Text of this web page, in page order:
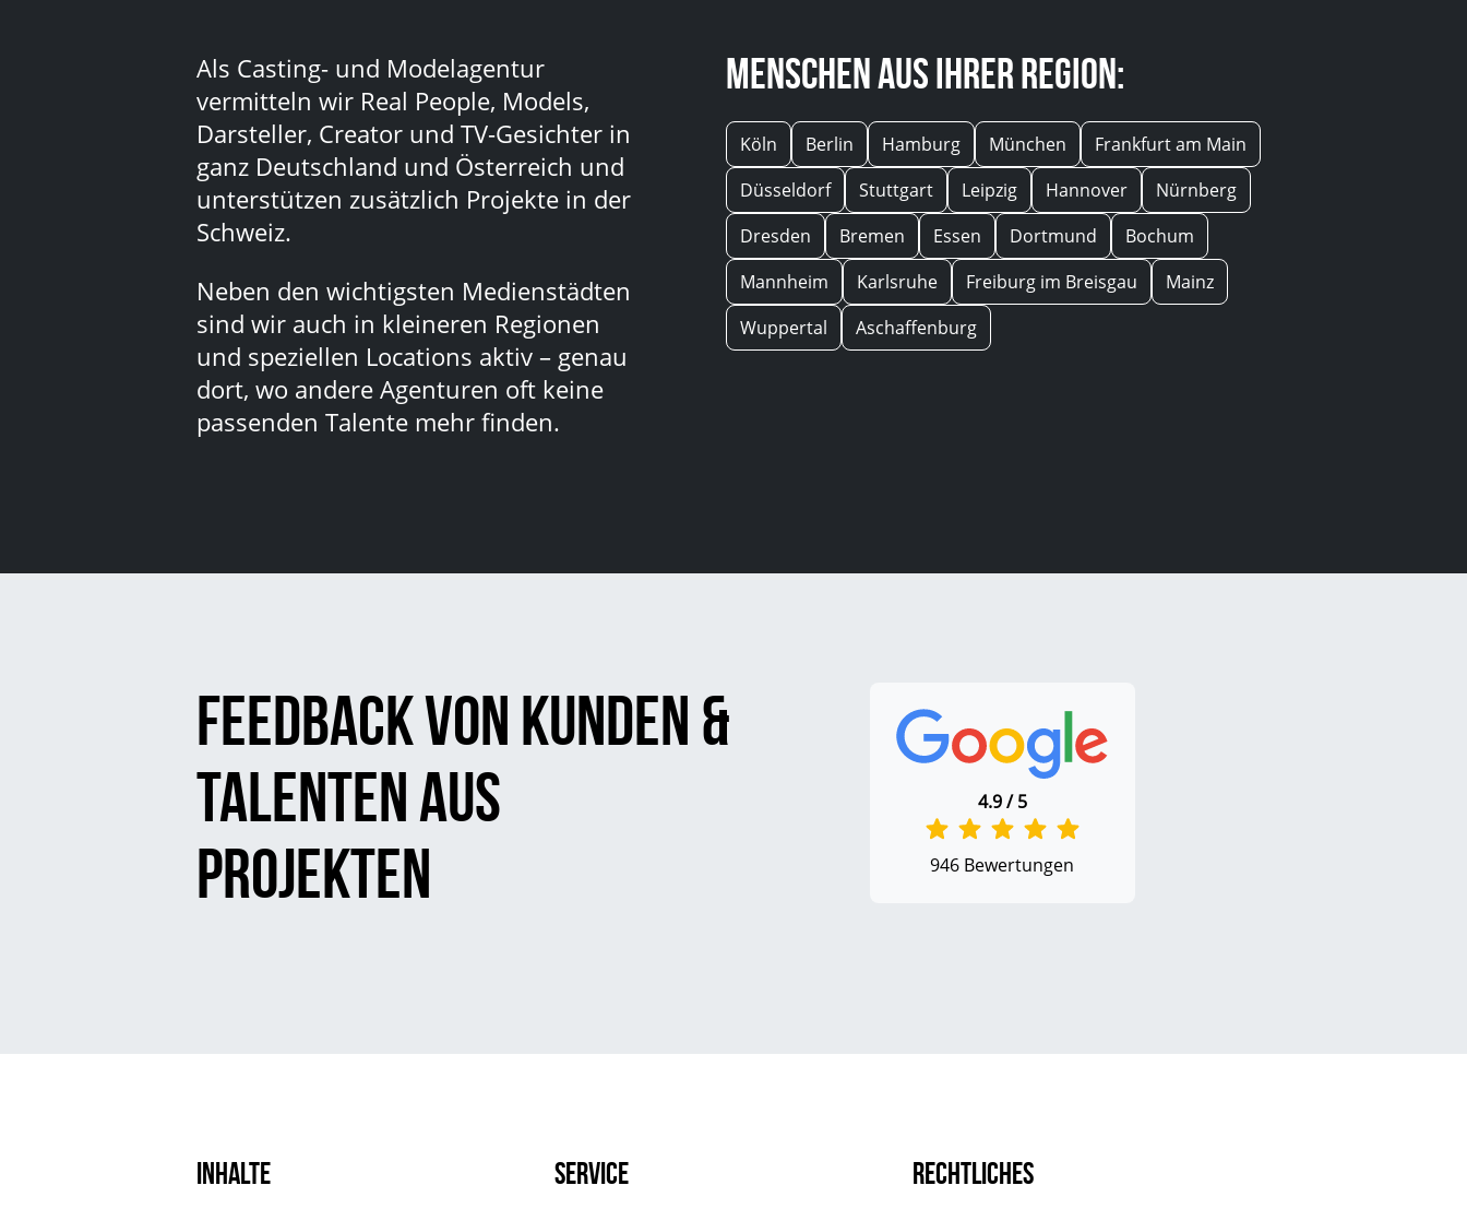
Als Casting- und Modelagentur
vermitteln wir Real People, Models,
Darsteller, Creator und TV-Gesichter in
ganz Deutschland und Österreich und
unterstützen zusätzlich Projekte in der
Schweiz.
Neben den wichtigsten Medienstädten
sind wir auch in kleineren Regionen
und speziellen Locations aktiv – genau
dort, wo andere Agenturen oft keine
passenden Talente mehr finden.
Menschen aus Ihrer Region:
Köln Berlin Hamburg München
Frankfurt am Main
Düsseldorf
Stuttgart Leipzig Hannover
Nürnberg
Dresden
Bremen Essen Dortmund
Bochum
Mannheim
Karlsruhe Freiburg im Breisgau
Mainz
Wuppertal
Aschaffenburg
Feedback von Kunden &
Talenten aus
Projekten
4.9 / 5
946 Bewertungen
Inhalte Service Rechtliches